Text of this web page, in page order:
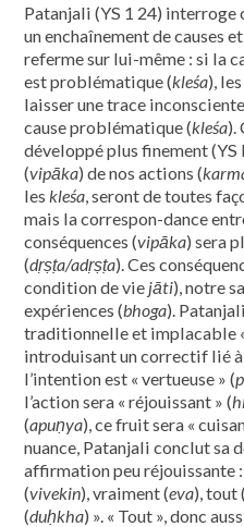
Patanjali (YS 1 24) interroge
un enchaînement de causes
referme sur lui-même : si la
est problématique (kleśa),
laisser une trace
cause problématique (kleśa).
développé plus finement (YS
(vipāka) de nos actions (
les kleśa , seront de toutes
mais la correspon-dance
conséquences (vipāka) sera
(dṛṣṭa/adṛṣṭa). Ces
condition de vie jāti), notre
expériences (bhoga).
traditionnelle et implacable
introduisant un correctif lié à
l’intention est « vertueuse » (
l’action sera « réjouissant » (
(apuṇya), ce fruit sera «
nuance, Patanjali conclut sa
affirmation peu réjouissante
(vivekin), vraiment (eva), tout (
(duḥkha) ». « Tout », donc